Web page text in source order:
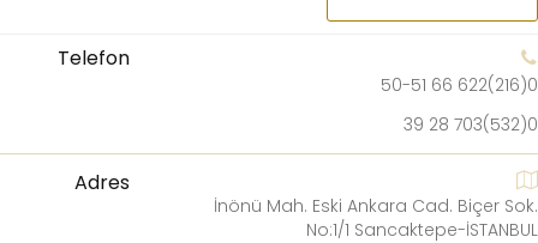
Telefon
0(216)622 66 50-51
0(532)703 28 39
Adres
İnönü Mah. Eski Ankara Cad. Biçer Sok.
No:1/1 Sancaktepe-İSTANBUL